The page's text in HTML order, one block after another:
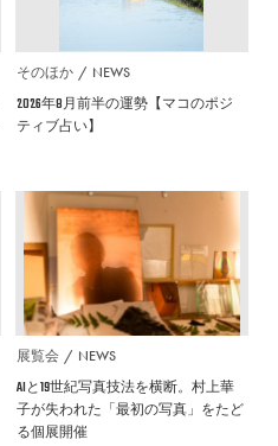
そのほか NEWS
2026年8月前半の運勢【マコのポジ
ティブ占い】
展覧会 NEWS
AIと19世紀写真技法を横断。村上華
子が失われた「最初の写真」をたど
る個展開催